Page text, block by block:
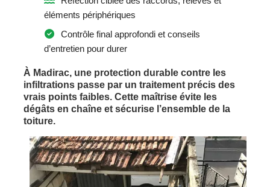
éléments périphériques
Contrôle final approfondi et conseils
d’entretien pour durer
À Madirac, une protection durable contre les
infiltrations passe par un traitement précis des
vrais points faibles. Cette maîtrise évite les
dégâts en chaîne et sécurise l’ensemble de la
toiture.